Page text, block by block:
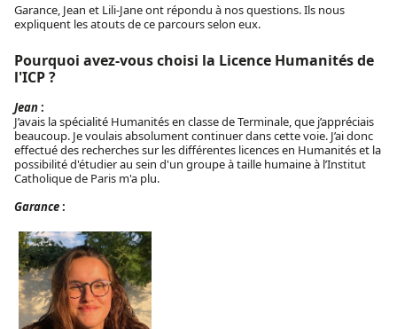
Garance, Jean et Lili-Jane ont répondu à nos questions. Ils nous
expliquent les atouts de ce parcours selon eux.
Pourquoi avez-vous choisi la Licence Humanités de
l'ICP ?
Jean:
J’avais la spécialité Humanités en classe de Terminale, que j’appréciais
beaucoup. Je voulais absolument continuer dans cette voie. J’ai donc
effectué des recherches sur les différentes licences en Humanités et la
possibilité d'étudier au sein d'un groupe à taille humaine à l’Institut
Catholique de Paris m'a plu.
Garance: